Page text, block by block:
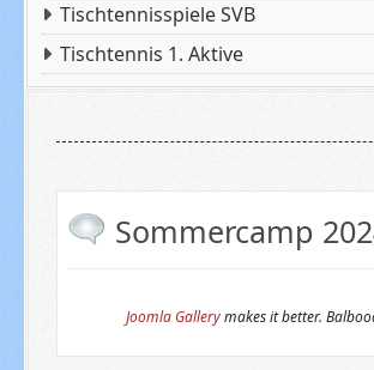
Tischtennisspiele SVB
Tischtennis 1. Aktive
Sommercamp
Joomla Gallerymakes it better.